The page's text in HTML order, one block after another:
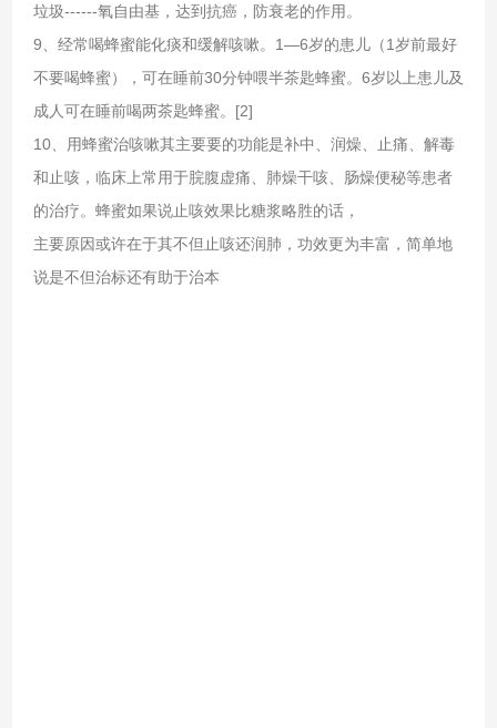
垃圾------氧自由基，达到抗癌，防衰老的作用。
9、经常喝蜂蜜能化痰和缓解咳嗽。1—6岁的患儿（1岁前最好
不要喝蜂蜜），可在睡前30分钟喂半茶匙蜂蜜。6岁以上患儿及
成人可在睡前喝两茶匙蜂蜜。[2]
10、用蜂蜜治咳嗽其主要要的功能是补中、润燥、止痛、解毒
和止咳，临床上常用于脘腹虚痛、肺燥干咳、肠燥便秘等患者
的治疗。蜂蜜如果说止咳效果比糖浆略胜的话，
主要原因或许在于其不但止咳还润肺，功效更为丰富，简单地
说是不但治标还有助于治本